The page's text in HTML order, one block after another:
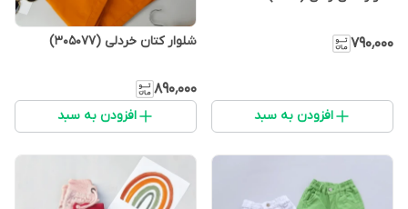
۷۹۰٬۰۰۰
افزودن به سبد
شلوار کتان خردلی (305077)
۸۹۰٬۰۰۰
افزودن به سبد